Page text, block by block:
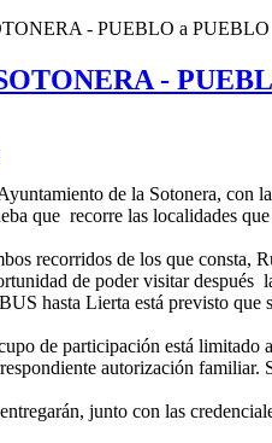
- PUEBLO a PUEBLO
-
de la Sotonera, con
que recorre las localidades
recorridos de los que consta,
de poder visitar después
hasta Lierta está previsto que
de participación está limitado
autorización familiar.
junto con las